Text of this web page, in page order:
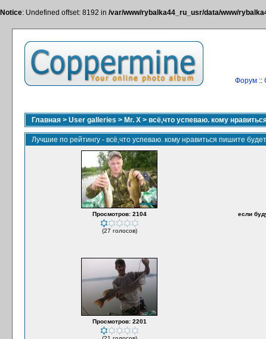
Notice: Undefined offset: 8192 in /var/www/rybalka44_ru_usr/data/www/
Форум::
Главная > User galleries > Mr. X > всё,что успеваю. кому
Лучшие по рейтингу - всё,что успеваю. кому нравиться пишите
Просмотров: 2104
(27 голосов)
если
Просмотров: 2201